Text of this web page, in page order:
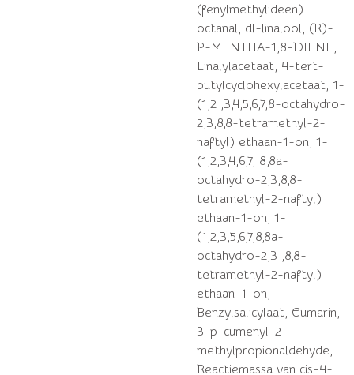
(fenylmethylideen)
octanal, dl-linalool, (R)-
P-MENTHA-1,8-DIENE,
Linalylacetaat, 4-tert-
butylcyclohexylacetaat, 1-
(1,2 ,3,4,5,6,7,8-octahydro-
2,3,8,8-tetramethyl-2-
naftyl) ethaan-1-on, 1-
(1,2,3,4,6,7, 8,8a-
octahydro-2,3,8,8-
tetramethyl-2-naftyl)
ethaan-1-on, 1-
(1,2,3,5,6,7,8,8a-
octahydro-2,3 ,8,8-
tetramethyl-2-naftyl)
ethaan-1-on,
Benzylsalicylaat, Cumarin,
3-p-cumenyl-2-
methylpropionaldehyde,
Reactiemassa van cis-4-